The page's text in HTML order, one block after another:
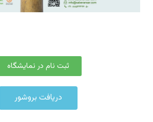
ثبت نام در نمایشگاه
دریافت بروشور